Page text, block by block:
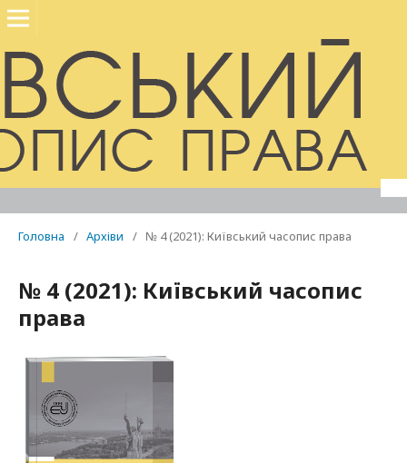
Головна / Архіви / № 4 (2021): Київський часопис права
№ 4 (2021): Київський часопис
права